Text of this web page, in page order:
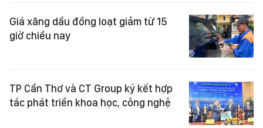
Giá xăng dầu đồng loạt giảm từ 15
giờ chiều nay
TP Cần Thơ và CT Group ký kết hợp
tác phát triển khoa học, công nghệ